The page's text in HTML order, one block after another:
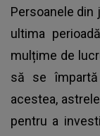
Persoanele din
ultima
mulțime de
să se
acestea,
pentru a